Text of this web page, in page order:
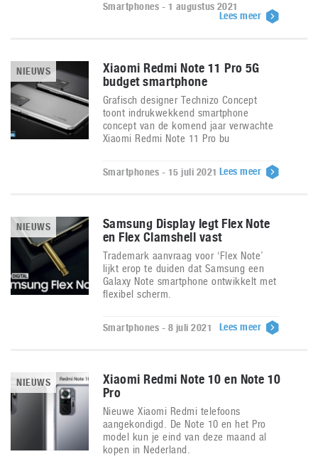
Smartphones - 1 augustus 2021
Lees meer
NIEUWS
Xiaomi Redmi Note 11 Pro 5G
budget smartphone
Grafisch designer Technizo Concept
toont indrukwekkend smartphone
concept van de komend jaar verwachte
Xiaomi Redmi Note 11 Pro bu
Smartphones - 15 juli 2021 Lees meer
NIEUWS
Samsung Display legt Flex Note
en Flex Clamshell vast
Trademark aanvraag voor ‘Flex Note’
lijkt erop te duiden dat Samsung een
Galaxy Note smartphone ontwikkelt met
flexibel scherm.
Smartphones - 8 juli 2021 Lees meer
NIEUWS
Xiaomi Redmi Note 10 en Note 10
Pro
Nieuwe Xiaomi Redmi telefoons
aangekondigd. De Note 10 en het Pro
model kun je eind van deze maand al
kopen in Nederland.